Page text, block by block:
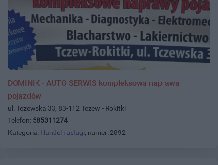
DOMINIK - AUTO SERWIS kompleksowa naprawa
pojazdów
ul. Tczewska 33, 83-112 Tczew - Rokitki
Telefon: 585311274
Kategoria: Handel i usługi, numer: 2892